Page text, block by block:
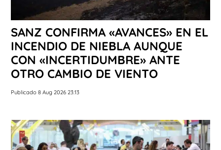
SANZ CONFIRMA «AVANCES» EN EL
INCENDIO DE NIEBLA AUNQUE
CON «INCERTIDUMBRE» ANTE
OTRO CAMBIO DE VIENTO
Publicado 8 Aug 2026 23:13